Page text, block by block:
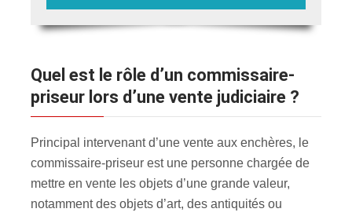
Quel est le rôle d’un commissaire-
priseur lors d’une vente judiciaire ?
Principal intervenant d’une vente aux enchères, le
commissaire-priseur est une personne chargée de
mettre en vente les objets d’une grande valeur,
notamment des objets d’art, des antiquités ou